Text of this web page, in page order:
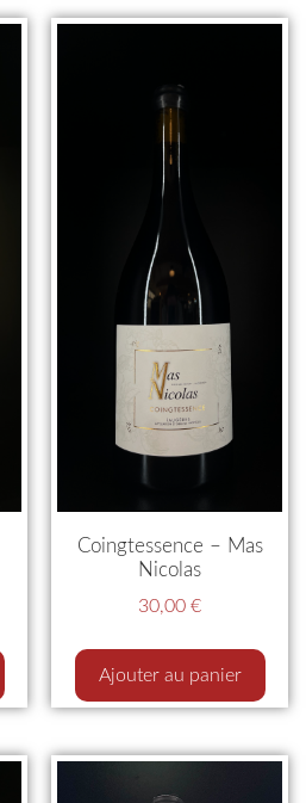
Coingtessence – Mas
Nicolas
30,00 €
Ajouter au panier